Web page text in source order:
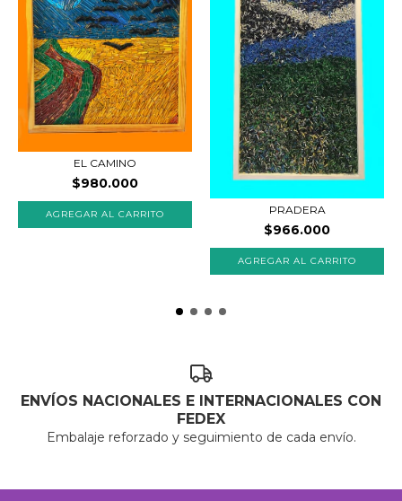
EL CAMINO
$980.000
PRADERA
$966.000
ENVÍOS NACIONALES E INTERNACIONALES CON
FEDEX
Embalaje reforzado y seguimiento de cada envío.